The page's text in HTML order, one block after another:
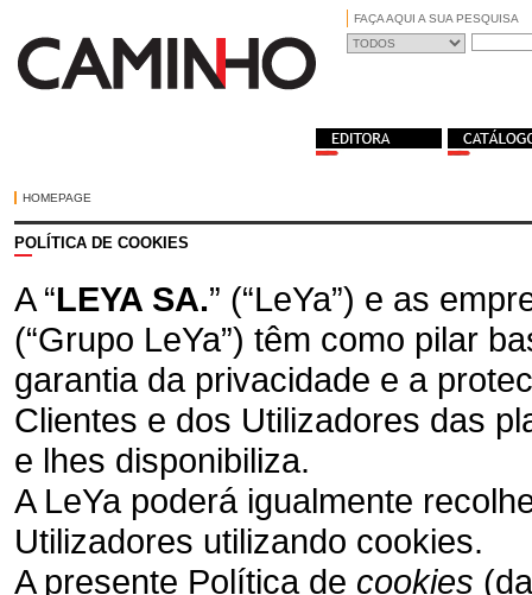
FAÇA AQUI A SUA PESQUISA
HOMEPAGE
POLÍTICA DE COOKIES
A “LEYA SA.” (“LeYa”) e as
(“Grupo LeYa”) têm como pilar
garantia da privacidade e a
Clientes e dos Utilizadores das
e lhes disponibiliza.
A LeYa poderá igualmente
Utilizadores utilizando cookies.
A presente Política de cookies